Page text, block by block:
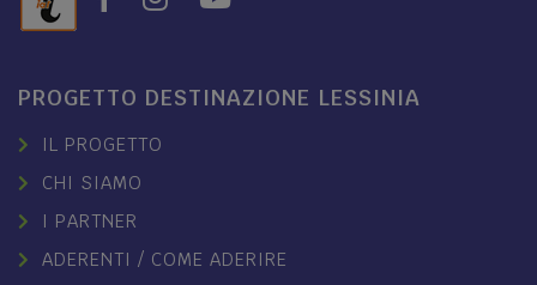
PROGETTO DESTINAZIONE LESSINIA
IL PROGETTO
CHI SIAMO
I PARTNER
ADERENTI / COME ADERIRE